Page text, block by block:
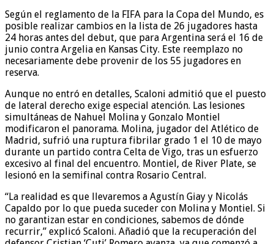
Según el reglamento de la FIFA para la Copa del Mundo, es
posible realizar cambios en la lista de 26 jugadores hasta
24 horas antes del debut, que para Argentina será el 16 de
junio contra Argelia en Kansas City. Este reemplazo no
necesariamente debe provenir de los 55 jugadores en
reserva.
Aunque no entró en detalles, Scaloni admitió que el puesto
de lateral derecho exige especial atención. Las lesiones
simultáneas de Nahuel Molina y Gonzalo Montiel
modificaron el panorama. Molina, jugador del Atlético de
Madrid, sufrió una ruptura fibrilar grado 1 el 10 de mayo
durante un partido contra Celta de Vigo, tras un esfuerzo
excesivo al final del encuentro. Montiel, de River Plate, se
lesionó en la semifinal contra Rosario Central.
“La realidad es que llevaremos a Agustín Giay y Nicolás
Capaldo por lo que pueda suceder con Molina y Montiel. Si
no garantizan estar en condiciones, sabemos de dónde
recurrir,” explicó Scaloni. Añadió que la recuperación del